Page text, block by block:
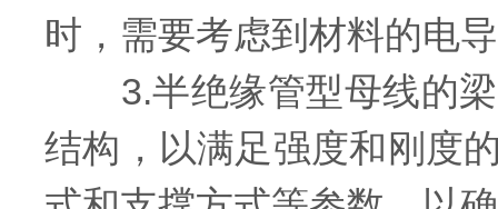
时，需要考虑到材料的电
3.半绝缘管型母线的梁
结构，以满足强度和刚度